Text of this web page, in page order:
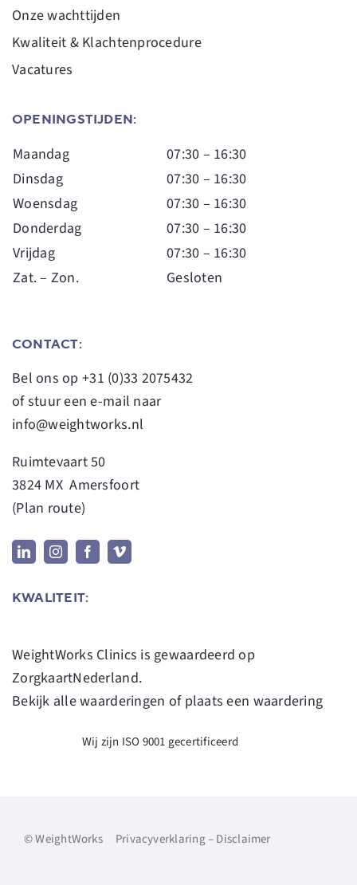
Onze wachttijden
Kwaliteit & Klachtenprocedure
Vacatures
OPENINGSTIJDEN:
Maandag
07:30 – 16:30
Dinsdag
07:30 – 16:30
Woensdag
07:30 – 16:30
Donderdag
07:30 – 16:30
Vrijdag
07:30 – 16:30
Zat. – Zon.
Gesloten
CONTACT:
Bel ons op +31 (0)33 2075432
of stuur een e-mail naar
info@weightworks.nl
Ruimtevaart 50
3824 MX Amersfoort
(Plan route)
KWALITEIT:
WeightWorks Clinics is gewaardeerd op
ZorgkaartNederland.
Bekijk alle waarderingen of plaats een waardering
Wij zijn ISO 9001 gecertificeerd
©WeightWorks Privacyverklaring–Disclaimer